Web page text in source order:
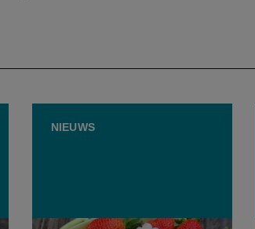
NIEUWS